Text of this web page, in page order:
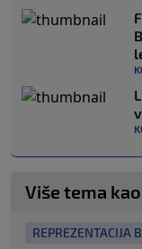
Više tema
REPREZENTACIJA